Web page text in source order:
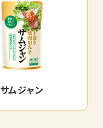
サムジャン